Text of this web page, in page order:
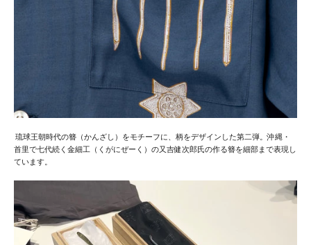
琉球王朝時代の簪（かんざし）をモチーフに、柄をデザインした第二弾。沖縄・
首里で七代続く金細工（くがにぜーく）の又吉健次郎氏の作る簪を細部まで表現し
ています。